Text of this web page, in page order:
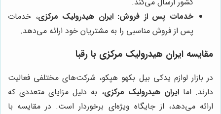
خدمات پس از فروش: ایران هیدرولیک مرکزی، خدمات
پس از فروش مناسبی را به مشتریان خود ارائه می‌دهد.
مقایسه ایران هیدرولیک مرکزی با رقبا
در بازار لوازم یدکی بیل بکهو هپکو، شرکت‌های مختلفی فعالیت
دارند. اماایران هیدرولیک مرکزی، به دلیل مزایای متعددی که
ارائه می‌دهد، از جایگاه ویژه‌ای برخوردار است. در مقایسه با